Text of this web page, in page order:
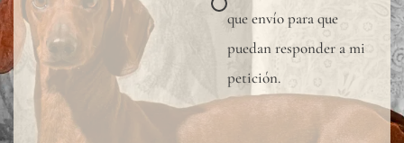
que envío para que
puedan responder a mi
petición.